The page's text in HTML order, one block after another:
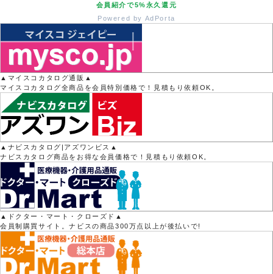
会員紹介で5%永久還元
Powered by AdPorta
▲マイスコカタログ通販▲
マイスコカタログ全商品を会員特別価格で！見積もり依頼OK。
▲ナビスカタログ|アズワンビス▲
ナビスカタログ商品をお得な会員価格で！見積もり依頼OK。
▲ドクター・マート・クローズド▲
会員制購買サイト。ナビスの商品300万点以上が後払いで!